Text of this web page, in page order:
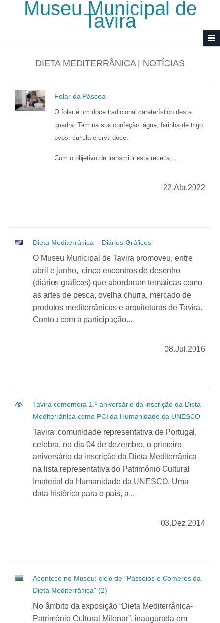
Passar para o conteúdo principal
Museu Municipal de
Tavira
DIETA MEDITERRÂNICA | NOTÍCIAS
Folar da Páscoa
O folar é um doce tradicional caraterístico desta
quadra. Tem na sua confeção: água, farinha de trigo,
ovos, canela e erva-doce.
Com o objetivo de transmitir esta receita,...
22.Abr.2022
Dieta Mediterrânica – Diários Gráficos
O Museu Municipal de Tavira promoveu, entre
abril e junho, cinco encontros de desenho
(diários gráficos) que abordaram temáticas como
as artes de pesca, ovelha churra, mercado de
produtos mediterrânicos e arquiteturas de Tavira.
Contou com a participação...
08.Jul.2016
Tavira comemora 1.º aniversário da inscrição da Dieta
Mediterrânica como PCI da Humanidade da UNESCO
Tavira, comunidade representativa de Portugal,
celebra, no dia 04 de dezembro, o primeiro
aniversário da inscrição da Dieta Mediterrânica
na lista representativa do Património Cultural
Imaterial da Humanidade da UNESCO. Uma
data histórica para o país, a...
03.Dez.2014
Acontece no Museu: ciclo de "Passeios e Comeres da
Dieta Mediterrânica" (2)
No âmbito da exposição “Dieta Mediterrânica-
Património Cultural Milenar”, inaugurada em